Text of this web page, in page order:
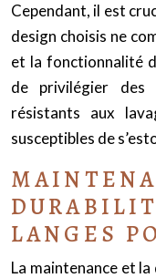
Cependant, il est
design choisis ne
et la fonctionnalité
de privilégier
résistants aux
susceptibles de
LANGES
La maintenance et